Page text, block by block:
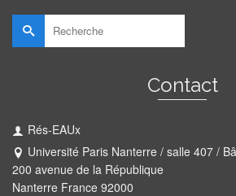
Rechercher :
Contact
Rés-EAUx
Université Paris Nanterre / salle 407 /
200 avenue de la République
Nanterre France 92000